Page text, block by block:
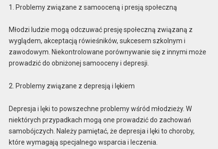
1. Problemy związane z samooceną i presją społeczną
Młodzi ludzie mogą odczuwać presję społeczną związaną z
wyglądem, akceptacją rówieśników, sukcesem szkolnym i
zawodowym. Niekontrolowane porównywanie się z innymi może
prowadzić do obniżonej samooceny i depresji.
2. Problemy związane z depresją i lękiem
Depresja i lęki to powszechne problemy wśród młodzieży. W
niektórych przypadkach mogą one prowadzić do zachowań
samobójczych. Należy pamiętać, że depresja i lęki to choroby,
które wymagają specjalnego wsparcia i leczenia.